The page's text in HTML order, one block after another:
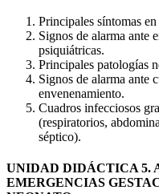
Principales síntomas
Signos de alarma ante
psiquiátricas.
Principales patologías
Signos de alarma ante
envenenamiento.
Cuadros infecciosos
(respiratorios,
séptico).
UNIDAD DIDÁCTICA 5.
EMERGENCIAS